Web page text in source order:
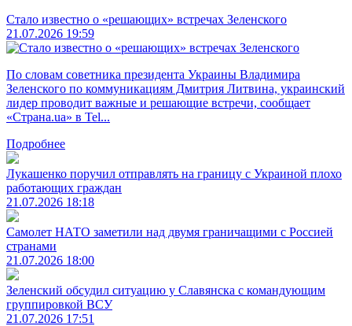
Стало известно о «решающих» встречах Зеленского
21.07.2026 19:59
По словам советника президента Украины Владимира
Зеленского по коммуникациям Дмитрия Литвина, украинский
лидер проводит важные и решающие встречи, сообщает
«Страна.ua» в Tel...
Подробнее
Лукашенко поручил отправлять на границу с Украиной плохо
работающих граждан
21.07.2026 18:18
Самолет НАТО заметили над двумя граничащими с Россией
странами
21.07.2026 18:00
Зеленский обсудил ситуацию у Славянска с командующим
группировкой ВСУ
21.07.2026 17:51